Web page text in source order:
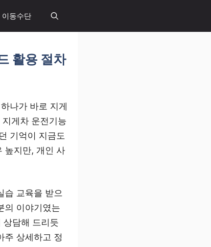
이동수단
활용 절차
나가 바로 지게
게차 운전기능
기억이 지금도
높지만, 개인 사
습 교육을 받으
의 이야기였는
상담해 드리듯
주 상세하고 정